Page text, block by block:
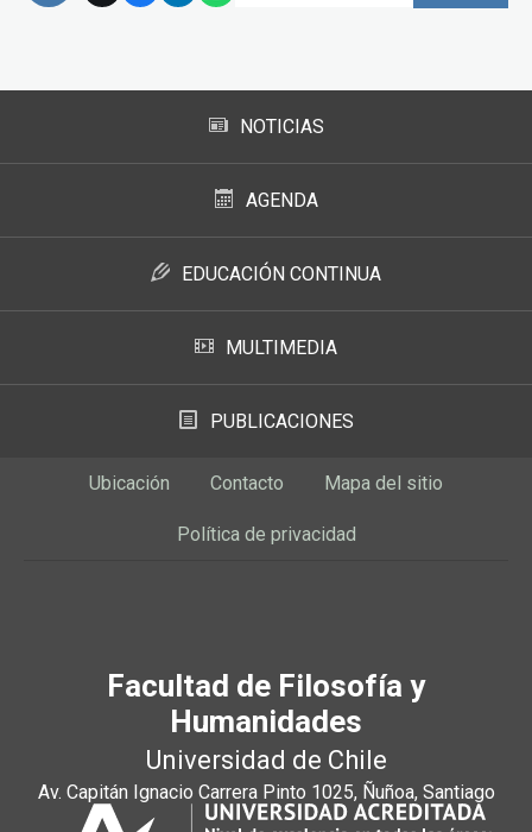
NOTICIAS
AGENDA
EDUCACIÓN CONTINUA
MULTIMEDIA
PUBLICACIONES
Ubicación Contacto Mapa del sitio
Política de privacidad
Facultad de Filosofía y
Humanidades
Universidad de Chile
Av. Capitán Ignacio Carrera Pinto 1025, Ñuñoa, Santiago